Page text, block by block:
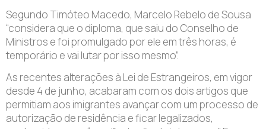
Segundo Timóteo Macedo, Marcelo Rebelo de Sousa
“considera que o diploma, que saiu do Conselho de
Ministros e foi promulgado por ele em três horas, é
temporário e vai lutar por isso mesmo”.
As recentes alterações à Lei de Estrangeiros, em vigor
desde 4 de junho, acabaram com os dois artigos que
permitiam aos imigrantes avançar com um processo de
autorização de residência e ficar legalizados,